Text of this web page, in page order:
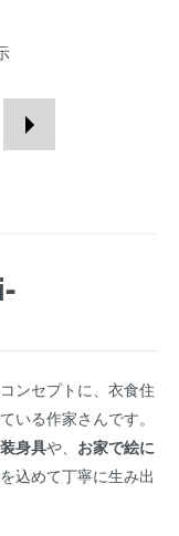
ンセプトに、衣食住
いる作家さんです。
身具や、 お家で絵に
込めて丁寧に生み出